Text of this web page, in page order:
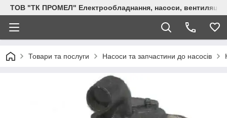
ТОВ "ТК ПРОМЕЛ" Електрообладнання, насоси, вентиляція,
Товари та послуги Насоси та запчастини до насосів